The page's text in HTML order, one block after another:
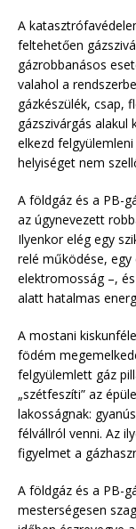
A
feltehetően
gázrobbanásos
valahol a
gázkészülék, csap,
gázszivárgás alakul
elkezd
helyiséget nem
A földgáz és a PB-
az úgynevezett
Ilyenkor elég egy
relé működése,
elektromosság –,
alatt hatalmas
A mostani
födém
felgyülemlett gáz
„szétfeszíti” az
lakosságnak:
félvállról venni. Az
figyelmet a
A földgáz és a PB-
mesterségesen